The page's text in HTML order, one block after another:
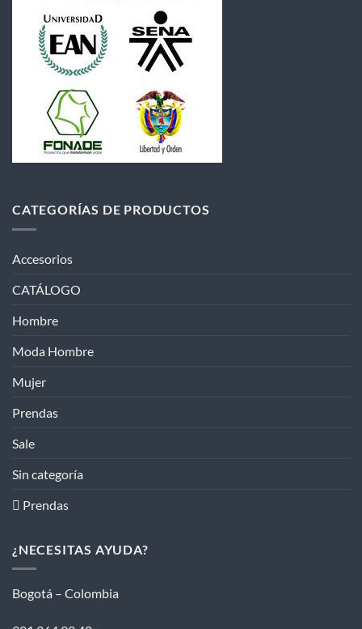
CATEGORÍAS DE PRODUCTOS
Accesorios
CATÁLOGO
Hombre
Moda Hombre
Mujer
Prendas
Sale
Sin categoría
 Prendas
¿NECESITAS AYUDA?
Bogotá – Colombia